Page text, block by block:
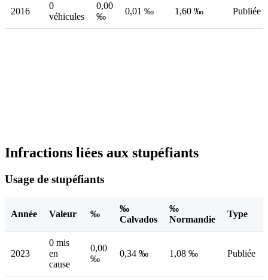
2016
0
véhicules
0,00
‰
0,01 ‰ 1,60 ‰ Publiée
Infractions liées aux stupéfiants
Usage de stupéfiants
Année Valeur ‰
‰
Calvados
‰
Normandie
Type
2023
0 mis
en
cause
0,00
‰
0,34 ‰ 1,08 ‰ Publiée